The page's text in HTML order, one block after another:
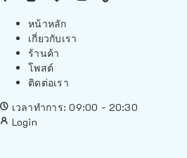
หน้าหลัก
เกี่ยวกับเรา
ร้านค้า
โพสต์
ติดต่อเรา
เวลาทำการ: 09:00 - 20:30
Login